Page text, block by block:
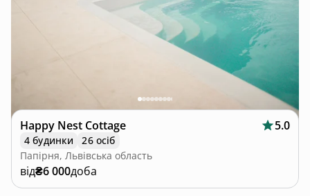
Happy Nest Cottage 5.0
4 будинки
26 осіб
Папірня, Львівська область
від₴6 000доба